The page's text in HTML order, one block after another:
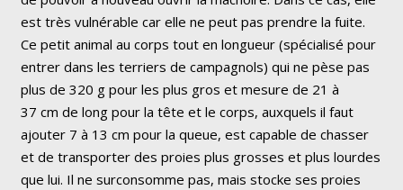
est très vulnérable car elle ne peut pas prendre la fuite.
Ce petit animal au corps tout en longueur (spécialisé pour
entrer dans les terriers de campagnols) qui ne pèse pas
plus de 320 g pour les plus gros et mesure de 21 à
37 cm de long pour la tête et le corps, auxquels il faut
ajouter 7 à 13 cm pour la queue, est capable de chasser
et de transporter des proies plus grosses et plus lourdes
que lui. Il ne surconsomme pas, mais stocke ses proies